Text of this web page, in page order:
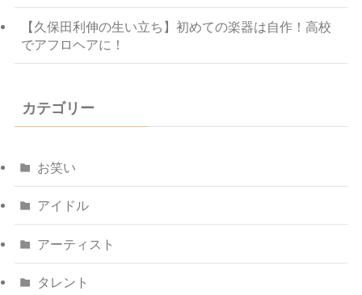
【久保田利伸の生い立ち】初めての楽器は自作！高校
でアフロヘアに！
カテゴリー
お笑い
アイドル
アーティスト
タレント